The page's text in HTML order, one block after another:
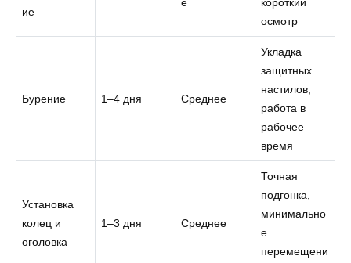
ие
е
короткий
осмотр
Бурение 1–4 дня Среднее
Укладка
защитных
настилов,
работа в
рабочее
время
Установка
колец и
оголовка
1–3 дня Среднее
Точная
подгонка,
минимально
е
перемещени